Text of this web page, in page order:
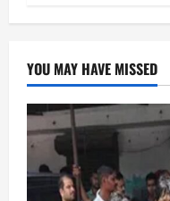
YOU MAY HAVE MISSED